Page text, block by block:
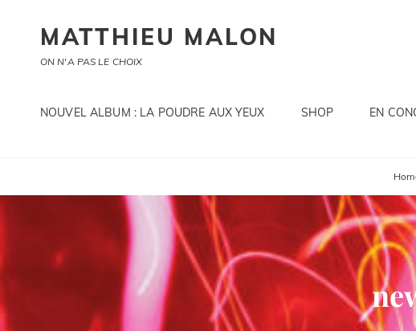
MATTHIEU MALON
ON N'A PAS LE CHOIX
NOUVEL ALBUM : LA POUDRE AUX YEUX SHOP EN